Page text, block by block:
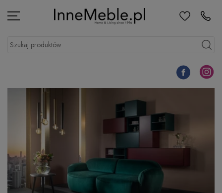
Menu UlubioneKontakt
Szukaj produktów
Szukaj
Facebook